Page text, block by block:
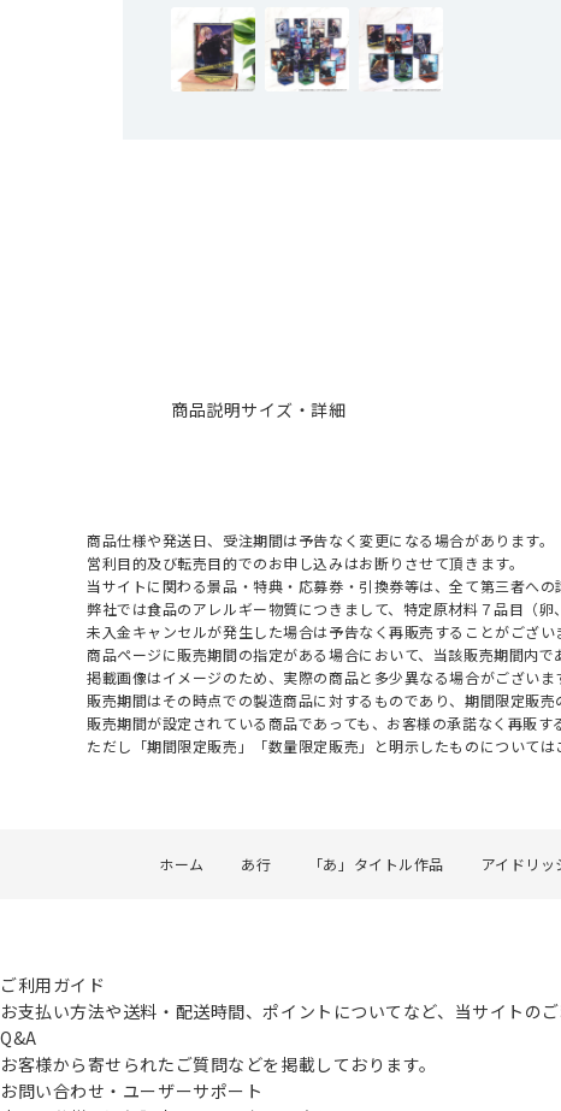
商品説明サイズ・詳細
商品仕様や発送日、受注期間は予告なく変更になる場合があります。
営利目的及び転売目的でのお申し込みはお断りさせて頂きます。
当サイトに関わる景品・特典・応募券・引換券等は、全て第三者への
弊社では食品のアレルギー物質につきまして、特定原材料７品目（
未入金キャンセルが発生した場合は予告なく再販売することがござい
商品ページに販売期間の指定がある場合において、当該販売期間内で
掲載画像はイメージのため、実際の商品と多少異なる場合がございま
販売期間はその時点での製造商品に対するものであり、期間限定販
販売期間が設定されている商品であっても、お客様の承諾なく再販す
ただし「期間限定販売」「数量限定販売」と明示したものについては
ホーム あ行 「あ」タイトル作品 アイドリッ
ご利用ガイド
お支払い方法や送料・配送時間、ポイントについてなど、当サイトの
Q&A
お客様から寄せられたご質問などを掲載しております。
お問い合わせ・ユーザーサポート